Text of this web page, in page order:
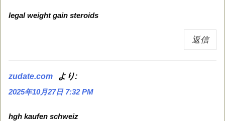
legal weight gain steroids
返信
zudate.com より:
2025年10月27日 7:32 PM
hgh kaufen schweiz